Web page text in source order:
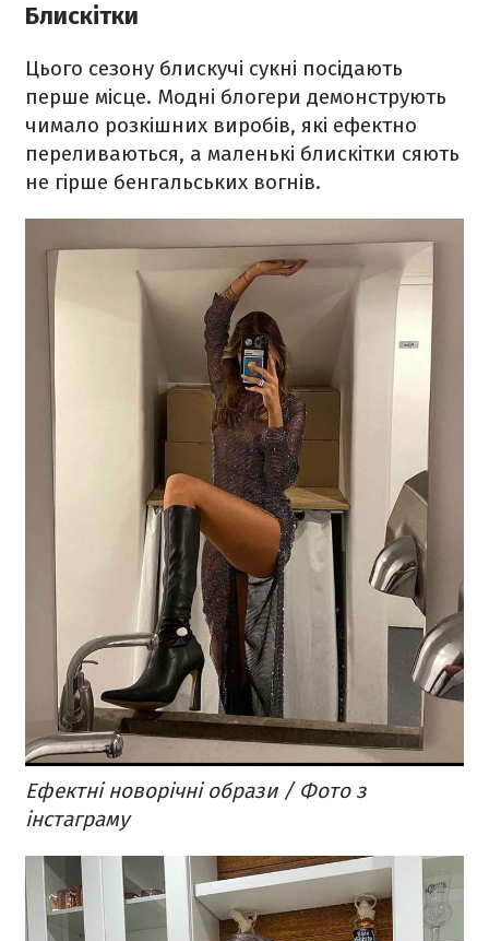
Блискітки
Цього сезону блискучі сукні посідають
перше місце. Модні блогери демонструють
чимало розкішних виробів, які ефектно
переливаються, а маленькі блискітки сяють
не гірше бенгальських вогнів.
Ефектні новорічні образи / Фото з
інстаграму